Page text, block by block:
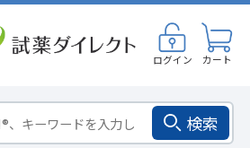
ログイン カート
検索